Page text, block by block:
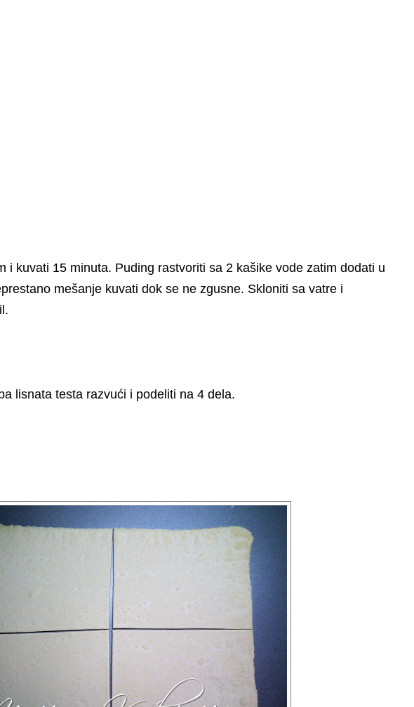
i kuvati 15 minuta. Puding rastvoriti sa 2 kašike vode zatim dodati u
mešanje kuvati dok se ne zgusne. Skloniti sa vatre i
lisnata testa razvući i podeliti na 4 dela.